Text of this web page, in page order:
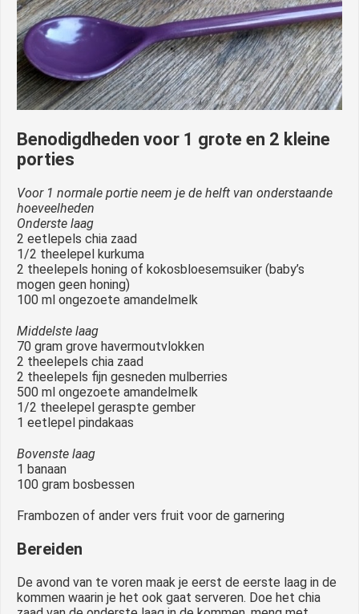
Benodigdheden voor 1 grote en 2 kleine
porties
Voor 1 normale portie neem je de helft van onderstaande
hoeveelheden
Onderste laag
2 eetlepels chia zaad
1/2 theelepel kurkuma
2 theelepels honing of kokosbloesemsuiker (baby’s
mogen geen honing)
100 ml ongezoete amandelmelk
Middelste laag
70 gram grove havermoutvlokken
2 theelepels chia zaad
2 theelepels fijn gesneden mulberries
500 ml ongezoete amandelmelk
1/2 theelepel geraspte gember
1 eetlepel pindakaas
Bovenste laag
1 banaan
100 gram bosbessen
Frambozen of ander vers fruit voor de garnering
Bereiden
De avond van te voren maak je eerst de eerste laag in de
kommen waarin je het ook gaat serveren. Doe het chia